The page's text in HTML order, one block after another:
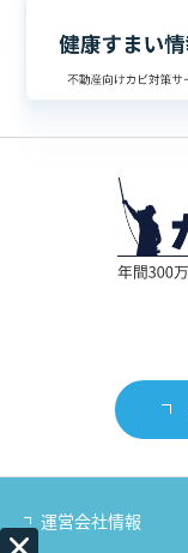
運営会社情報